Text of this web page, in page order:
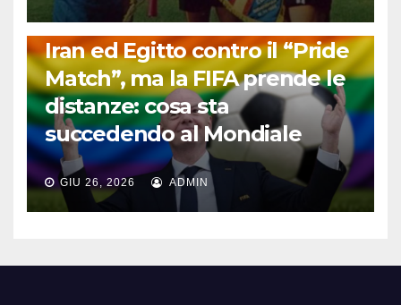
FUORI DAL CAMPO: CALCIO, GOSSIP E NON SOLO
Iran ed Egitto contro il “Pride
Match”, ma la FIFA prende le
distanze: cosa sta
succedendo al Mondiale
GIU 26, 2026 ADMIN